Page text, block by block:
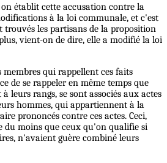
établit cette accusation contre la
à la loi communale, et c'est
trouvés les partisans de la proposition
vient-on de dire, elle a modifié la loi
qui rappellent ces faits
de se rappeler en même temps que
leurs rangs, se sont associés aux actes
hommes, qui appartiennent à la
prononcés contre ces actes. Ceci,
du moins que ceux qu'on qualifie si
n'avaient guère combiné leurs